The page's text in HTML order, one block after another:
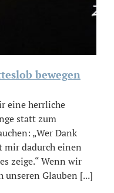
bewegen
eine herrliche
statt zum
„Wer Dank
mir dadurch einen
zeige.“ Wenn wir
unseren Glauben [...]